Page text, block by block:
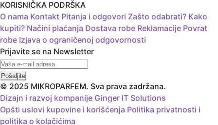
KORISNIČKA PODRŠKA
O nama Kontakt Pitanja i odgovori Zašto odabrati? Kako
kupiti? Načini plaćanja Dostava robe Reklamacije Povrat
robe Izjava o ograničenoj odgovornosti
Prijavite se na Newsletter
© 2025 MIKROPARFEM. Sva prava zadržana.
Dizajn i razvoj kompanije Ginger IT Solutions
Opšti uslovi kupovine i korišćenja Politika privatnosti i
politika o kolačićima